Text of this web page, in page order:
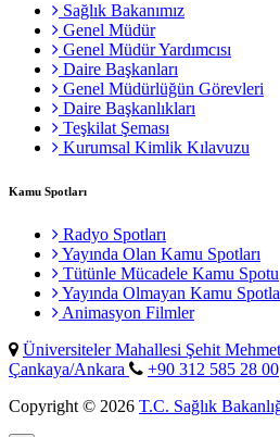
Sağlık Bakanımız
Genel Müdür
Genel Müdür Yardımcısı
Daire Başkanları
Genel Müdürlüğün Görevleri
Daire Başkanlıkları
Teşkilat Şeması
Kurumsal Kimlik Kılavuzu
Kamu Spotları
Radyo Spotları
Yayında Olan Kamu Spotları
Tütünle Mücadele Kamu Spotu
Yayında Olmayan Kamu
Animasyon Filmler
Üniversiteler Mahallesi Şehit
Çankaya/Ankara
+90 312 585 28 00
Copyright © 2026 T.C. Sağlık